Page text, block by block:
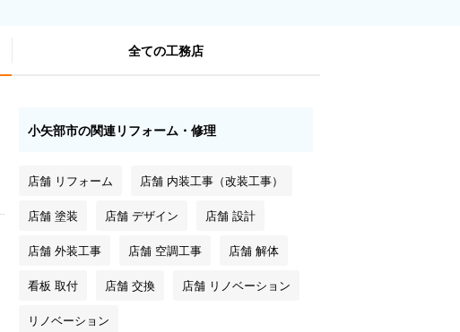
全ての工務店
小矢部市の関連リフォーム・修理
店舗 リフォーム 店舗 内装工事（改装工事）
店舗 塗装 店舗 デザイン 店舗 設計
店舗 外装工事 店舗 空調工事 店舗 解体
看板 取付 店舗 交換 店舗 リノベーション
リノベーション